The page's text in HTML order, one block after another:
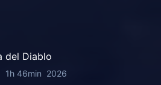
del Diablo
1h 46min 2026